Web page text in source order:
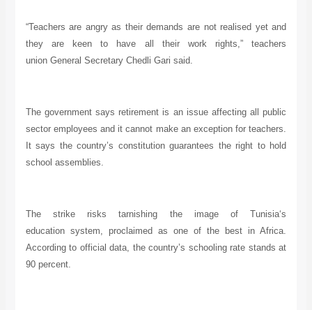
“Teachers are angry as their demands are not realised yet and
they are keen to have all their work rights,” teachers
union General Secretary Chedli Gari said.
The government says retirement is an issue affecting all
public
sector employees and it cannot make an exception for teachers.
It says the country’s constitution guarantees the right to hold
school assemblies.
The strike risks tarnishing the image ofTunisia‘s
education system, proclaimed as one of the best inAfrica.
According to official data, the country’s schooling rate stands at
90 percent.